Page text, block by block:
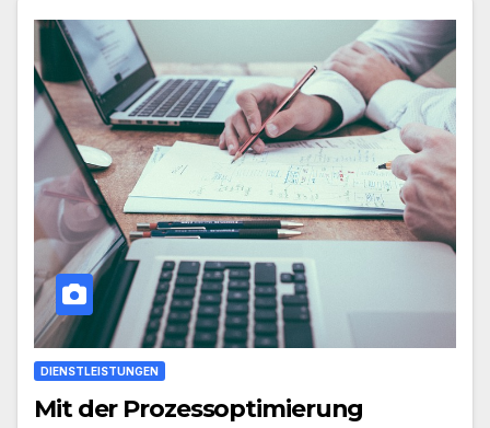
DIENSTLEISTUNGEN
Mit der Prozessoptimierung